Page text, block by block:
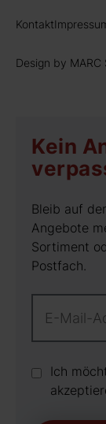
Kontakt
Design by MARC
Kein
Bleib auf
Angebote
Sortiment
Postfach.
Ich